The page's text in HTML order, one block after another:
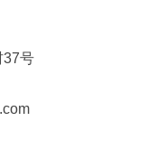
37号